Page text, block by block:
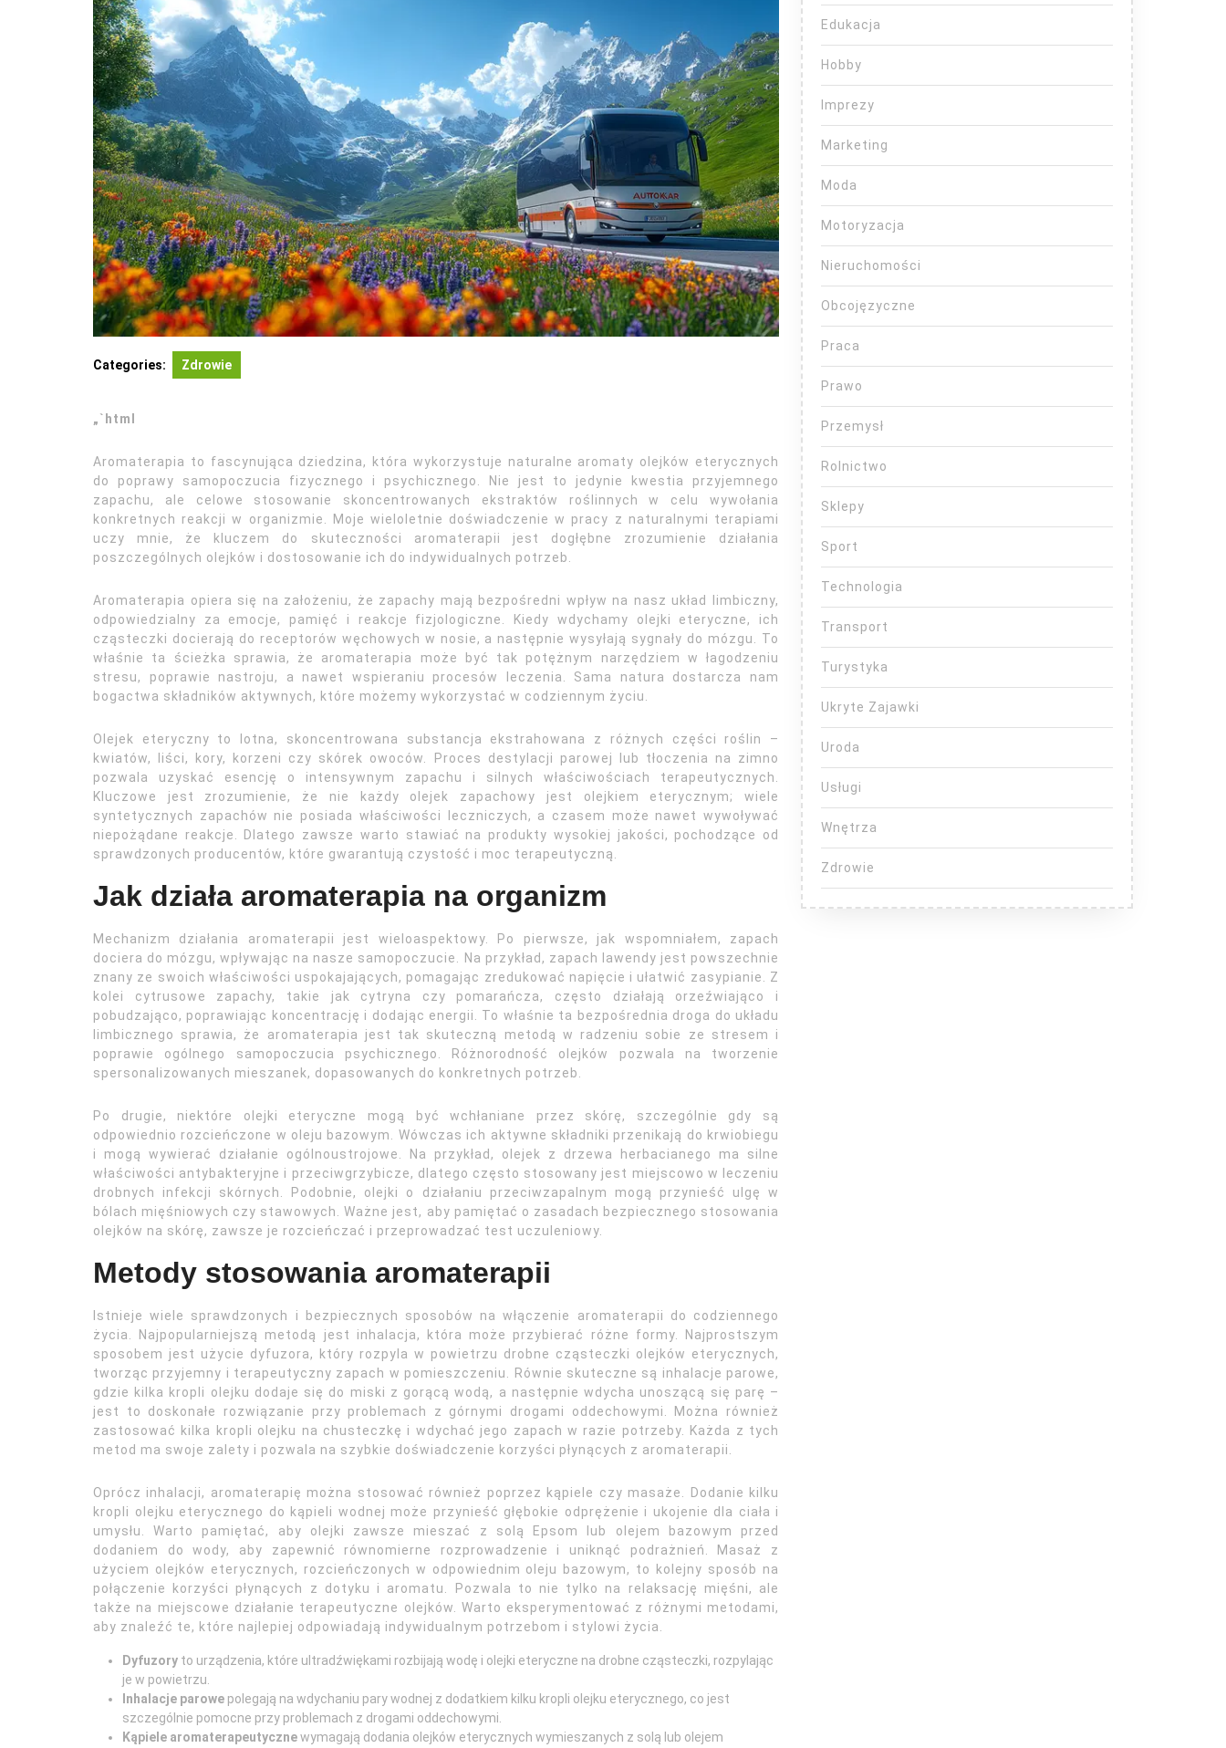
Categories: Zdrowie
„`html
Aromaterapia to fascynująca dziedzina, która wykorzystuje naturalne aromaty olejków eterycznych
do poprawy samopoczucia fizycznego i psychicznego. Nie jest to jedynie kwestia przyjemnego
zapachu, ale celowe stosowanie skoncentrowanych ekstraktów roślinnych w celu wywołania
konkretnych reakcji w organizmie. Moje wieloletnie doświadczenie w pracy z naturalnymi terapiami
uczy mnie, że kluczem do skuteczności aromaterapii jest dogłębne zrozumienie działania
poszczególnych olejków i dostosowanie ich do indywidualnych potrzeb.
Aromaterapia opiera się na założeniu, że zapachy mają bezpośredni wpływ na nasz układ limbiczny,
odpowiedzialny za emocje, pamięć i reakcje fizjologiczne. Kiedy wdychamy olejki eteryczne, ich
cząsteczki docierają do receptorów węchowych w nosie, a następnie wysyłają sygnały do mózgu. To
właśnie ta ścieżka sprawia, że aromaterapia może być tak potężnym narzędziem w łagodzeniu
stresu, poprawie nastroju, a nawet wspieraniu procesów leczenia. Sama natura dostarcza nam
bogactwa składników aktywnych, które możemy wykorzystać w codziennym życiu.
Olejek eteryczny to lotna, skoncentrowana substancja ekstrahowana z różnych części roślin –
kwiatów, liści, kory, korzeni czy skórek owoców. Proces destylacji parowej lub tłoczenia na zimno
pozwala uzyskać esencję o intensywnym zapachu i silnych właściwościach terapeutycznych.
Kluczowe jest zrozumienie, że nie każdy olejek zapachowy jest olejkiem eterycznym; wiele
syntetycznych zapachów nie posiada właściwości leczniczych, a czasem może nawet wywoływać
niepożądane reakcje. Dlatego zawsze warto stawiać na produkty wysokiej jakości, pochodzące od
sprawdzonych producentów, które gwarantują czystość i moc terapeutyczną.
Jak działa aromaterapia na organizm
Mechanizm działania aromaterapii jest wieloaspektowy. Po pierwsze, jak wspomniałem, zapach
dociera do mózgu, wpływając na nasze samopoczucie. Na przykład, zapach lawendy jest powszechnie
znany ze swoich właściwości uspokajających, pomagając zredukować napięcie i ułatwić zasypianie. Z
kolei cytrusowe zapachy, takie jak cytryna czy pomarańcza, często działają orzeźwiająco i
pobudzająco, poprawiając koncentrację i dodając energii. To właśnie ta bezpośrednia droga do układu
limbicznego sprawia, że aromaterapia jest tak skuteczną metodą w radzeniu sobie ze stresem i
poprawie ogólnego samopoczucia psychicznego. Różnorodność olejków pozwala na tworzenie
spersonalizowanych mieszanek, dopasowanych do konkretnych potrzeb.
Po drugie, niektóre olejki eteryczne mogą być wchłaniane przez skórę, szczególnie gdy są
odpowiednio rozcieńczone w oleju bazowym. Wówczas ich aktywne składniki przenikają do krwiobiegu
i mogą wywierać działanie ogólnoustrojowe. Na przykład, olejek z drzewa herbacianego ma silne
właściwości antybakteryjne i przeciwgrzybicze, dlatego często stosowany jest miejscowo w leczeniu
drobnych infekcji skórnych. Podobnie, olejki o działaniu przeciwzapalnym mogą przynieść ulgę w
bólach mięśniowych czy stawowych. Ważne jest, aby pamiętać o zasadach bezpiecznego stosowania
olejków na skórę, zawsze je rozcieńczać i przeprowadzać test uczuleniowy.
Metody stosowania aromaterapii
Istnieje wiele sprawdzonych i bezpiecznych sposobów na włączenie aromaterapii do codziennego
życia. Najpopularniejszą metodą jest inhalacja, która może przybierać różne formy. Najprostszym
sposobem jest użycie dyfuzora, który rozpyla w powietrzu drobne cząsteczki olejków eterycznych,
tworząc przyjemny i terapeutyczny zapach w pomieszczeniu. Równie skuteczne są inhalacje parowe,
gdzie kilka kropli olejku dodaje się do miski z gorącą wodą, a następnie wdycha unoszącą się parę –
jest to doskonałe rozwiązanie przy problemach z górnymi drogami oddechowymi. Można również
zastosować kilka kropli olejku na chusteczkę i wdychać jego zapach w razie potrzeby. Każda z tych
metod ma swoje zalety i pozwala na szybkie doświadczenie korzyści płynących z aromaterapii.
Oprócz inhalacji, aromaterapię można stosować również poprzez kąpiele czy masaże. Dodanie kilku
kropli olejku eterycznego do kąpieli wodnej może przynieść głębokie odprężenie i ukojenie dla ciała i
umysłu. Warto pamiętać, aby olejki zawsze mieszać z solą Epsom lub olejem bazowym przed
dodaniem do wody, aby zapewnić równomierne rozprowadzenie i uniknąć podrażnień. Masaż z
użyciem olejków eterycznych, rozcieńczonych w odpowiednim oleju bazowym, to kolejny sposób na
połączenie korzyści płynących z dotyku i aromatu. Pozwala to nie tylko na relaksację mięśni, ale
także na miejscowe działanie terapeutyczne olejków. Warto eksperymentować z różnymi metodami,
aby znaleźć te, które najlepiej odpowiadają indywidualnym potrzebom i stylowi życia.
Dyfuzory to urządzenia, które ultradźwiękami rozbijają wodę i olejki eteryczne na drobne cząsteczki, rozpylając
je w powietrzu.
Inhalacje parowe polegają na wdychaniu pary wodnej z dodatkiem kilku kropli olejku eterycznego, co jest
szczególnie pomocne przy problemach z drogami oddechowymi.
Kąpiele aromaterapeutycznewymagają dodania olejków eterycznych wymieszanych z solą lub olejem
Edukacja
Hobby
Imprezy
Marketing
Moda
Motoryzacja
Nieruchomości
Obcojęzyczne
Praca
Prawo
Przemysł
Rolnictwo
Sklepy
Sport
Technologia
Transport
Turystyka
Ukryte Zajawki
Uroda
Usługi
Wnętrza
Zdrowie